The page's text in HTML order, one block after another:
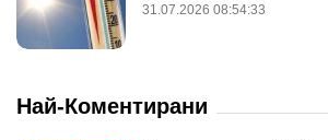
31.07.2026 08:54:33
Най-Коментирани